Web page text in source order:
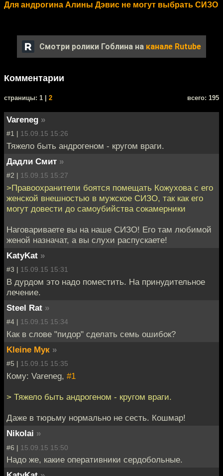
Для андрогина Алины Дэвис не могут выбрать СИЗО
Смотри ролики Гоблина на канале Rutube
Комментарии
cтраницы: 1 | 2 всего: 195
Vareneg »
#1 | 15.09.15 15:26
Тяжело быть андрогеном - кругом враги.
Дадли Смит »
#2 | 15.09.15 15:27
>Правоохранители боятся помещать Кожухова с его
женской внешностью в мужское СИЗО, так как его
могут довести до самоубийства сокамерники
Наговариваете вы на наше СИЗО! Его там любимой
женой назначат, а вы слухи распускаете!
KatyKat »
#3 | 15.09.15 15:31
В дурдом это надо поместить. На принудительное
лечение.
Steel Rat »
#4 | 15.09.15 15:34
Как в слове "пидор" сделать семь ошибок?
Kleine Мук »
#5 | 15.09.15 15:35
Кому: Vareneg, #1
> Тяжело быть андрогеном - кругом враги.
Даже в тюрьму нормально не сесть. Кошмар!
Nikolai »
#6 | 15.09.15 15:50
Надо же, какие оперативники сердобольные.